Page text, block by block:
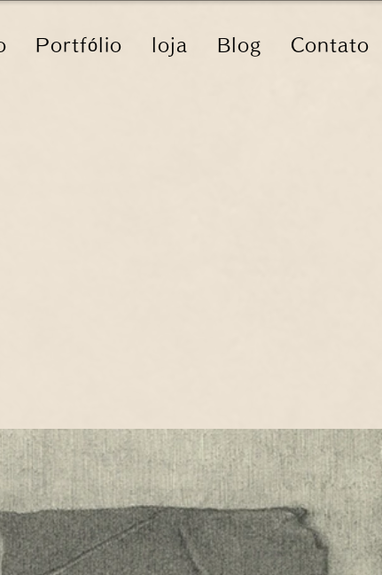
Portfólio loja Blog Contato